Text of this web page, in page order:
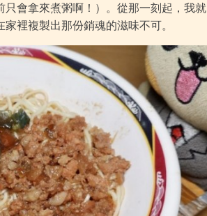
會拿來煮粥啊！）。從那一刻起，我就
裡複製出那份銷魂的滋味不可。